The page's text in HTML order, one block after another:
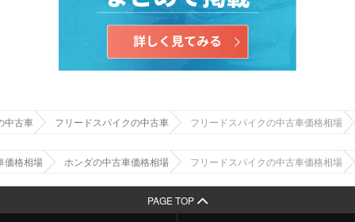
中古車 フリードスパイクの中古車 フリードスパイクの中古車価格相場
価格相場 ホンダの中古車価格相場 フリードスパイクの中古車価格相場
PAGE TOP